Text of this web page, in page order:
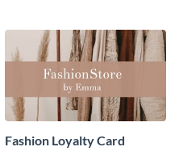
Fashion Loyalty Card